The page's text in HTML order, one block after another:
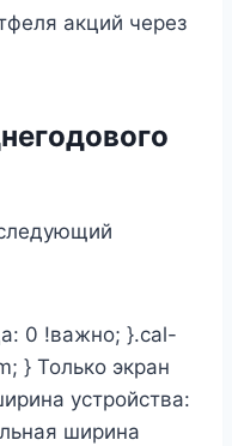
акций через
0 !важно; }.cal-
} Только экран
устройства:
ширина